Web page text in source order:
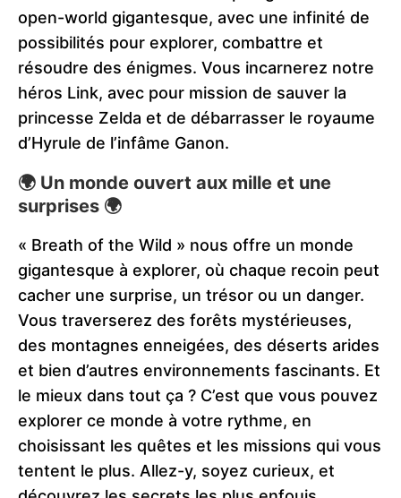
open-world gigantesque, avec une infinité de
possibilités pour explorer, combattre et
résoudre des énigmes. Vous incarnerez notre
héros Link, avec pour mission de sauver la
princesse Zelda et de débarrasser le royaume
d’Hyrule de l’infâme Ganon.
🌍 Un monde ouvert aux mille et une
surprises 🌍
« Breath of the Wild » nous offre un monde
gigantesque à explorer, où chaque recoin peut
cacher une surprise, un trésor ou un danger.
Vous traverserez des forêts mystérieuses,
des montagnes enneigées, des déserts arides
et bien d’autres environnements fascinants. Et
le mieux dans tout ça ? C’est que vous pouvez
explorer ce monde à votre rythme, en
choisissant les quêtes et les missions qui vous
tentent le plus. Allez-y, soyez curieux, et